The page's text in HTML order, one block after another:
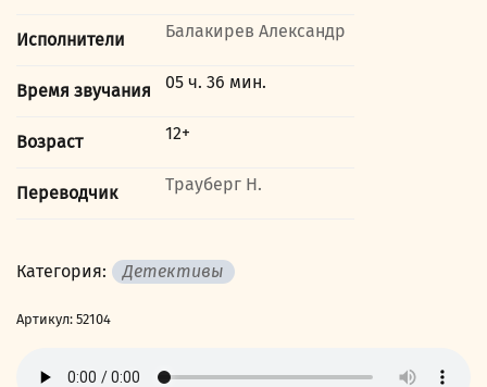
Исполнители Балакирев Александр
Время звучания 05 ч. 36 мин.
Возраст 12+
Переводчик Трауберг Н.
Категория: Детективы
Артикул: 52104